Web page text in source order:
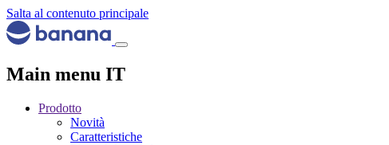
Salta al contenuto principale
Main menu IT
Prodotto
Novità
Caratteristiche